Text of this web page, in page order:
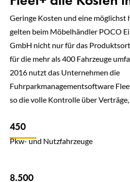
Geringe Kosten und eine möglichst
gelten beim Möbelhändler POCO
GmbH nicht nur für das
für die mehr als 400 Fahrzeuge
2016 nutzt das Unternehmen die
Fuhrparkmanagementsoftware
so die volle Kontrolle über
450
Pkw- und Nutzfahrzeuge
8.500